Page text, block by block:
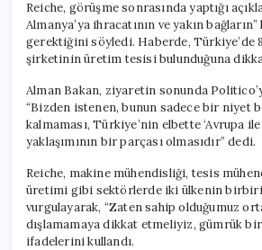
Reiche, görüşme sonrasında yaptığı
Almanya’ya ihracatının ve yakın
gerektiğini söyledi. Haberde, Türkiye’de
şirketinin üretim tesisi bulunduğuna
Alman Bakan, ziyaretin sonunda
“Bizden istenen, bunun sadece bir niyet
kalmaması, Türkiye’nin elbette ‘Avrupa
yaklaşımının bir parçası olmasıdır” dedi.
Reiche, makine mühendisliği, tesis
üretimi gibi sektörlerde iki ülkenin
vurgulayarak, “Zaten sahip olduğumuz
dışlamamaya dikkat etmeliyiz, gümrük
ifadelerini kullandı.